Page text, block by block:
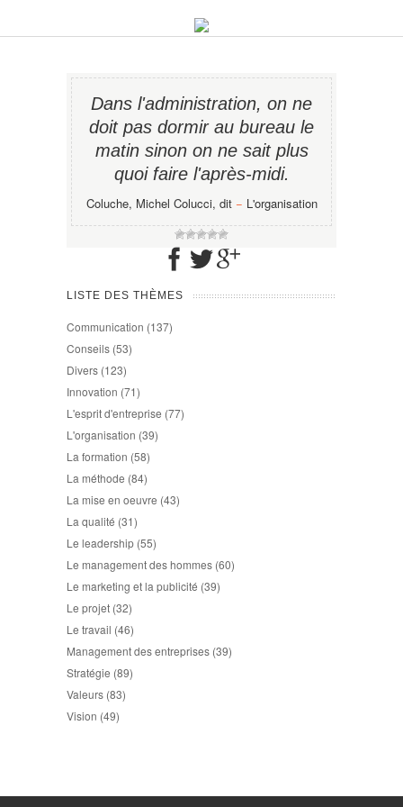
Dans l'administration, on ne
doit pas dormir au bureau le
matin sinon on ne sait plus
quoi faire l'après-midi.
Coluche, Michel Colucci, dit− L'organisation
LISTE DES THÈMES
Communication (137)
Conseils (53)
Divers (123)
Innovation (71)
L'esprit d'entreprise (77)
L'organisation (39)
La formation (58)
La méthode (84)
La mise en oeuvre (43)
La qualité (31)
Le leadership (55)
Le management des hommes (60)
Le marketing et la publicité (39)
Le projet (32)
Le travail (46)
Management des entreprises (39)
Stratégie (89)
Valeurs (83)
Vision (49)